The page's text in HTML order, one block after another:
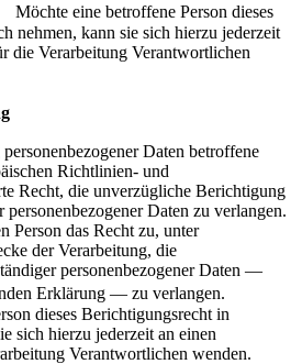
eine betroffene Person dieses
nehmen, kann sie sich hierzu jederzeit
die Verarbeitung Verantwortlichen
Daten betroffene
Richtlinien- und
Recht, die unverzügliche Berichtigung
Daten zu verlangen.
Person das Recht zu, unter
der Verarbeitung, die
personenbezogener Daten —
Erklärung — zu verlangen.
dieses Berichtigungsrecht in
sich hierzu jederzeit an einen
Verantwortlichen wenden.